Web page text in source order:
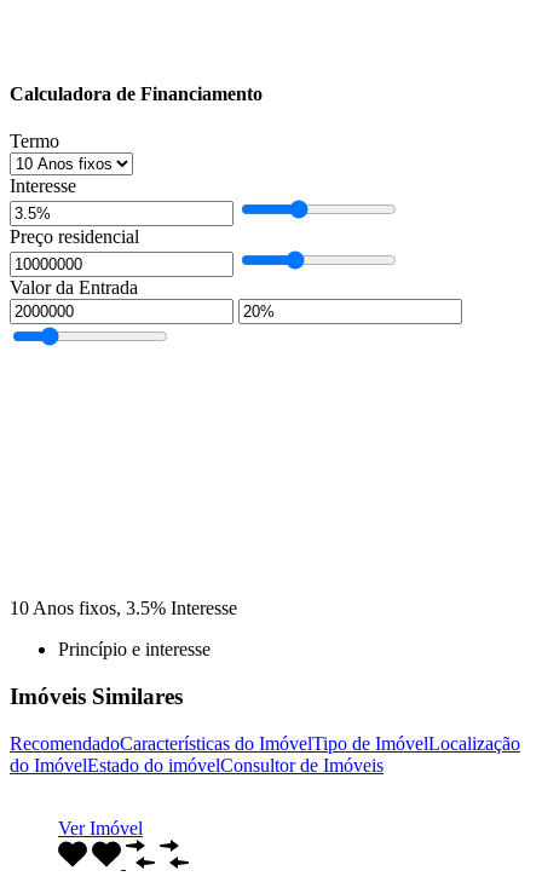
Calculadora de Financiamento
Termo
Interesse
Preço residencial
Valor da Entrada
10 Anos fixos, 3.5% Interesse
Princípio e interesse
Imóveis Similares
RecomendadoCaracterísticas do ImóvelTipo de ImóvelLocalização
do ImóvelEstado do imóvelConsultor de Imóveis
Ver Imóvel